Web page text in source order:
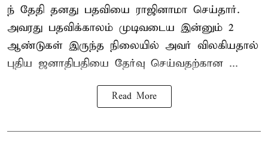
ந் தேதி தனது பதவியை ராஜினாமா செய்தார்.
அவரது பதவிக்காலம் முடிவடைய இன்னும் 2
ஆண்டுகள் இருந்த நிலையில் அவர் விலகியதால்
புதிய ஜனாதிபதியை தேர்வு செய்வதற்கான ...
Read More